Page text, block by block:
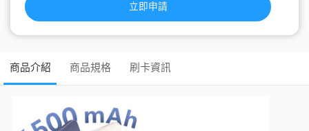
立即申請
商品介紹 商品規格 刷卡資訊